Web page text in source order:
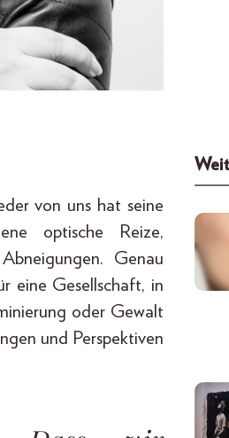
von uns hat seine
optische Reize,
Genau
eine Gesellschaft, in
oder Gewalt
und Perspektiven